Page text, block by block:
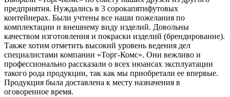
предприятия. Нуждались в 3 сорокапятифутовых
контейнерах. Были учтены все наши пожелания по
комплектации и внешнему виду изделий. Довольны
качеством изготовления и покраски изделий (брендирование).
Также хотим отметить высокий уровень ведения дел
специалистами компании «Торг-Комс». Они вежливо и
профессионально рассказали о всех нюансах эксплуатации
такого рода продукции, так как мы приобретали ее впервые.
Продукция была доставлена к месту назначения в
оговоренное время.